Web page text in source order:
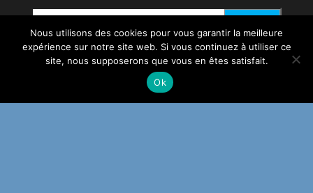
Rechercher :
WordPress
Nous utilisons des cookies pour vous garantir la meilleure
expérience sur notre site web. Si vous continuez à utiliser ce
site, nous supposerons que vous en êtes satisfait.
Ok